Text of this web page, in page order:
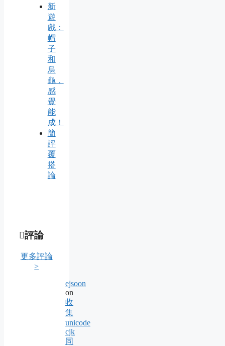
新
遊
戲：
帽
子
和
烏
龜，
感
覺
能
成！
簡
評
覆
搭
論
評論
更多評論
>
ejsoon
on
收
集
unicode
cjk
同